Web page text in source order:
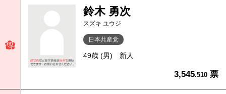
鈴木 勇次
スズキ ユウジ
日本共産党
49歳 (男) 新人
3,545.510 票